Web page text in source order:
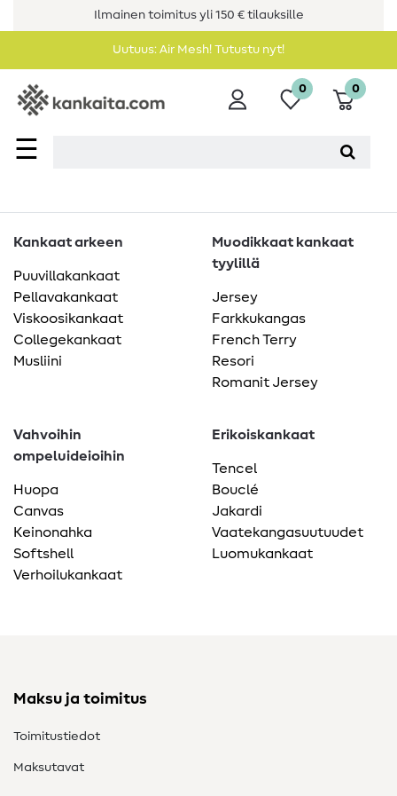
Ilmainen toimitus yli 150 € tilauksille
Uutuus: Air Mesh! Tutustu nyt!
☰
0 0
Kankaat arkeen
Puuvillakankaat
Pellavakankaat
Viskoosikankaat
Collegekankaat
Musliini
Muodikkaat kankaat
tyylillä
Jersey
Farkkukangas
French Terry
Resori
Romanit Jersey
Vahvoihin
ompeluideioihin
Huopa
Canvas
Keinonahka
Softshell
Verhoilukankaat
Erikoiskankaat
Tencel
Bouclé
Jakardi
Vaatekangasuutuudet
Luomukankaat
Maksu ja toimitus
Toimitustiedot
Maksutavat